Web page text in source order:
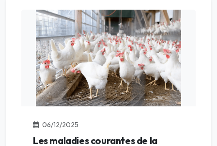
06/12/2025
Les maladies courantes de la